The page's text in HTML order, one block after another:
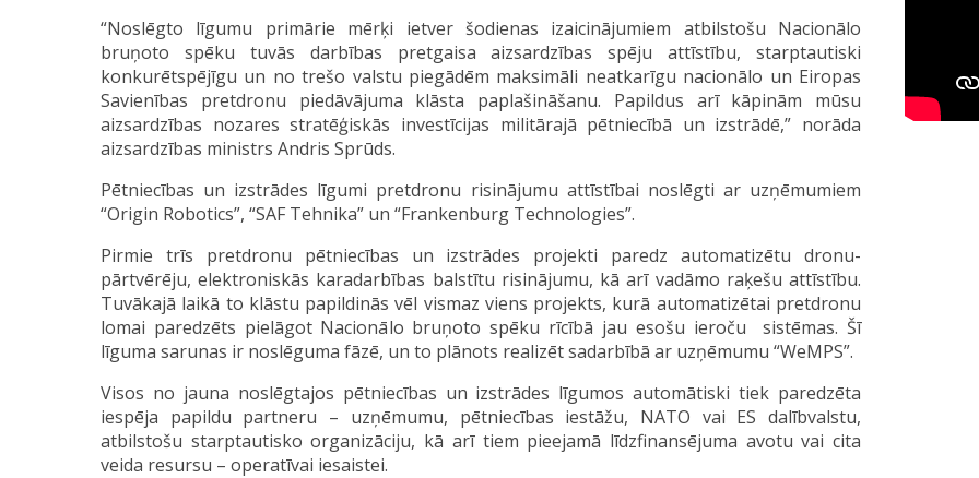
“Noslēgto līgumu primārie mērķi ietver šodienas izaicinājumiem atbilstošu Nacionālo
bruņoto spēku tuvās darbības pretgaisa aizsardzības spēju attīstību, starptautiski
konkurētspējīgu un no trešo valstu piegādēm maksimāli neatkarīgu nacionālo un Eiropas
Savienības pretdronu piedāvājuma klāsta paplašināšanu. Papildus arī kāpinām mūsu
aizsardzības nozares stratēģiskās investīcijas militārajā pētniecībā un izstrādē,” norāda
aizsardzības ministrs Andris Sprūds.
Pētniecības un izstrādes līgumi pretdronu risinājumu attīstībai noslēgti ar uzņēmumiem
“Origin Robotics”, “SAF Tehnika” un “Frankenburg Technologies”.
Pirmie trīs pretdronu pētniecības un izstrādes projekti paredz automatizētu dronu-
pārtvērēju, elektroniskās karadarbības balstītu risinājumu, kā arī vadāmo raķešu attīstību.
Tuvākajā laikā to klāstu papildinās vēl vismaz viens projekts, kurā automatizētai pretdronu
lomai paredzēts pielāgot Nacionālo bruņoto spēku rīcībā jau esošu ieroču sistēmas. Šī
līguma sarunas ir noslēguma fāzē, un to plānots realizēt sadarbībā ar uzņēmumu “WeMPS”.
Visos no jauna noslēgtajos pētniecības un izstrādes līgumos automātiski tiek paredzēta
iespēja papildu partneru – uzņēmumu, pētniecības iestāžu, NATO vai ES dalībvalstu,
atbilstošu starptautisko organizāciju, kā arī tiem pieejamā līdzfinansējuma avotu vai cita
veida resursu – operatīvai iesaistei.